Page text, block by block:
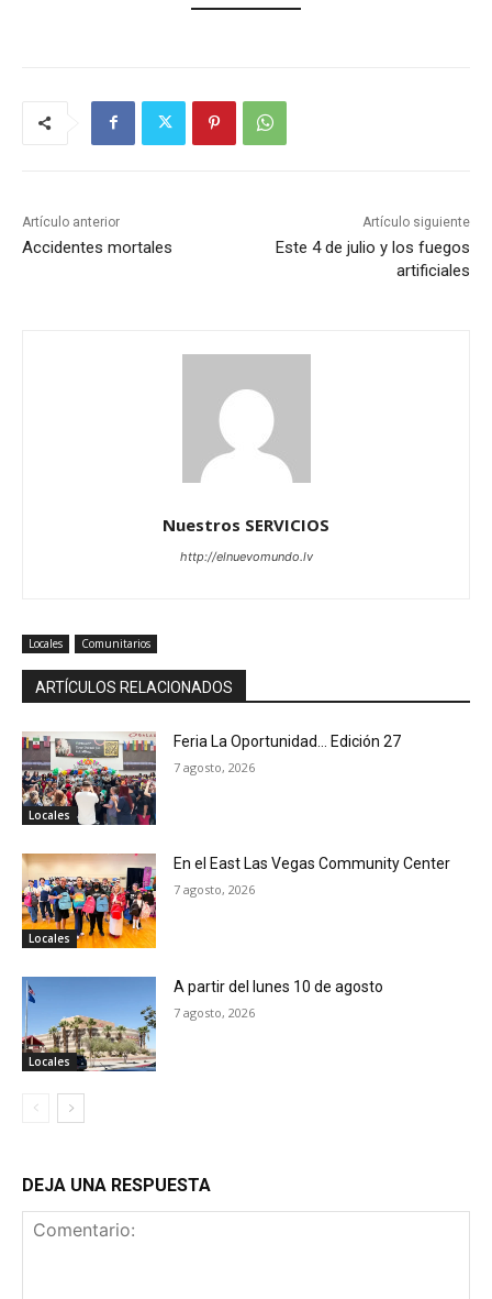
Artículo anterior
Accidentes mortales
Artículo siguiente
Este 4 de julio y los fuegos
artificiales
Nuestros SERVICIOS
http://elnuevomundo.lv
Locales Comunitarios
ARTÍCULOS RELACIONADOS
Locales
Feria La Oportunidad… Edición 27
7 agosto, 2026
Locales
En el East Las Vegas Community Center
7 agosto, 2026
Locales
A partir del lunes 10 de agosto
7 agosto, 2026
DEJA UNA RESPUESTA